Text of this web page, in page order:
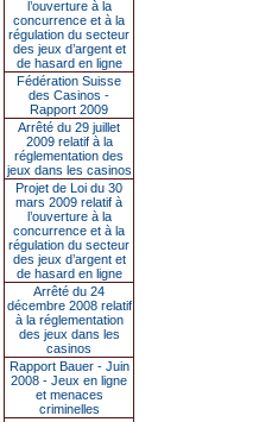
l’ouverture à la
concurrence et à la
régulation du secteur
des jeux d’argent et
de hasard en ligne
Fédération Suisse
des Casinos -
Rapport 2009
Arrêté du 29 juillet
2009 relatif à la
réglementation des
jeux dans les casinos
Projet de Loi du 30
mars 2009 relatif à
l’ouverture à la
concurrence et à la
régulation du secteur
des jeux d’argent et
de hasard en ligne
Arrêté du 24
décembre 2008 relatif
à la réglementation
des jeux dans les
casinos
Rapport Bauer - Juin
2008 - Jeux en ligne
et menaces
criminelles